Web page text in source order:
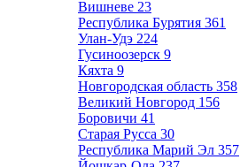
Вишневе 23
Республика Бурятия 361
Улан-Удэ 224
Гусиноозерск 9
Кяхта 9
Новгородская область 358
Великий Новгород 156
Боровичи 41
Старая Русса 30
Республика Марий Эл 357